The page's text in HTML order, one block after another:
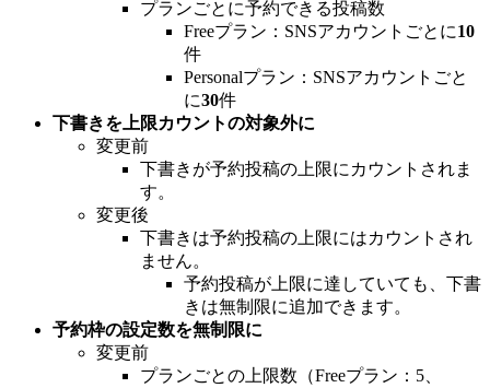
プランごとに予約できる投稿数
Freeプラン：SNSアカウントごとに10
件
Personalプラン：SNSアカウントごと
に30件
下書きを上限カウントの対象外に
変更前
下書きが予約投稿の上限にカウントされま
す。
変更後
下書きは予約投稿の上限にはカウントされ
ません。
予約投稿が上限に達していても、下書
きは無制限に追加できます。
予約枠の設定数を無制限に
変更前
プランごとの上限数（Freeプラン：5、